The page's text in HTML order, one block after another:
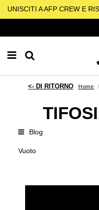
UNISCITI A AFP CREW E
Home
Blog
Vuoto